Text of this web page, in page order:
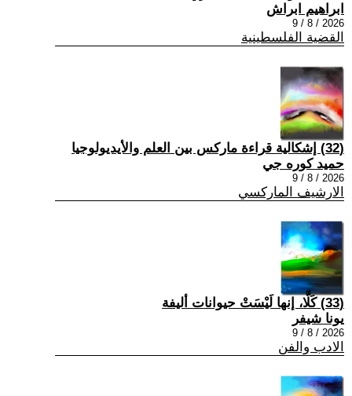
ابراهيم ابراش
2026 / 8 / 9
القضية الفلسطينية
(32) إشكالية قراءة ماركس بين العلم والأيديولوجيا
حميد كوره جي
2026 / 8 / 9
الارشيف الماركسي
(33) كَلَّا، إنها لَيْسَتْ حيوانات أليفة
يونا شيفر
2026 / 8 / 9
الادب والفن